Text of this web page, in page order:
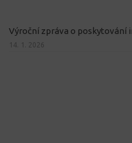
Výroční zpráva o poskytování
14. 1. 2026